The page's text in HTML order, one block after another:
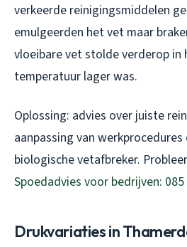
verkeerde reinigingsmiddelen
emulgeerden het vet maar
vloeibare vet stolde verderop in
temperatuur lager was.
Oplossing: advies over juiste
aanpassing van
biologische vetafbreker.
Spoedadvies voor bedrijven: 085
Drukvariaties in